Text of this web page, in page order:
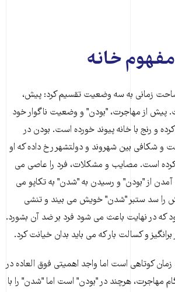
خانه
زمانى به سه وضعیت تقسیم کرد: پیش،
پیش از مهاجرت، "بودن" و وضعیت ناگوار خود
و رنج با خانه پیوند خورده است. بودن در
و شکافى بین شهروند و دولتشهر رخ داده که او
کرده است. مصایب و مشکلات، فرد را عاصى مى
آمدن از "بودن" و رسیدن به "شدن" به تکاپو مى
را سد ستبر "شدن" خویش مى بیند و تنشى
که در نهایت باعث مى شود فرد بر ضد آن بشورد.
و کسالت بار که مى باید بدان خیانت کرد.
کوتاهى است اما واجد اهمیتى فوق العاده در
مهاجرت، هرچند در "بودن" است اما "شدن" را با